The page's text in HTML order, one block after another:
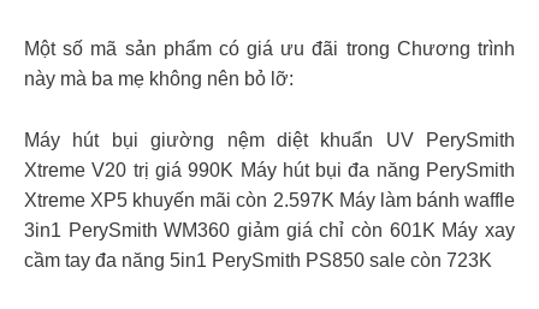
Một số mã sản phẩm có giá ưu đãi trong Chương trình
này mà ba mẹ không nên bỏ lỡ:
Máy hút bụi giường nệm diệt khuẩn UV PerySmith
Xtreme V20 trị giá 990K Máy hút bụi đa năng PerySmith
Xtreme XP5 khuyến mãi còn 2.597K Máy làm bánh waffle
3in1 PerySmith WM360 giảm giá chỉ còn 601K Máy xay
cầm tay đa năng 5in1 PerySmith PS850 sale còn 723K